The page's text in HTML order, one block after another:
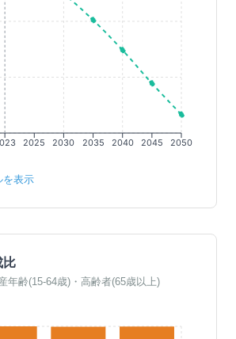
2025 2030 2035 2040 2045 2050
を表示
比
年齢(15-64歳)・高齢者(65歳以上)